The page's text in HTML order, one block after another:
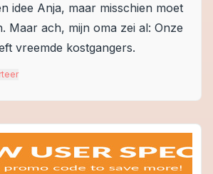
idee Anja, maar misschien moet
Maar ach, mijn oma zei al: Onze
vreemde kostgangers.